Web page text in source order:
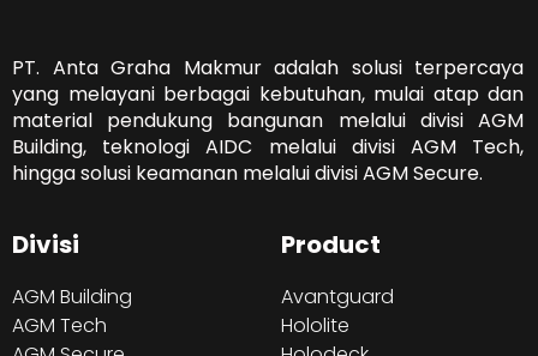
PT. Anta Graha Makmur adalah solusi terpercaya
yang melayani berbagai kebutuhan, mulai atap dan
material pendukung bangunan melalui divisi AGM
Building, teknologi AIDC melalui divisi AGM Tech,
hingga solusi keamanan melalui divisi AGM Secure.
Divisi
AGM Building
AGM Tech
Product
Avantguard
Hololite